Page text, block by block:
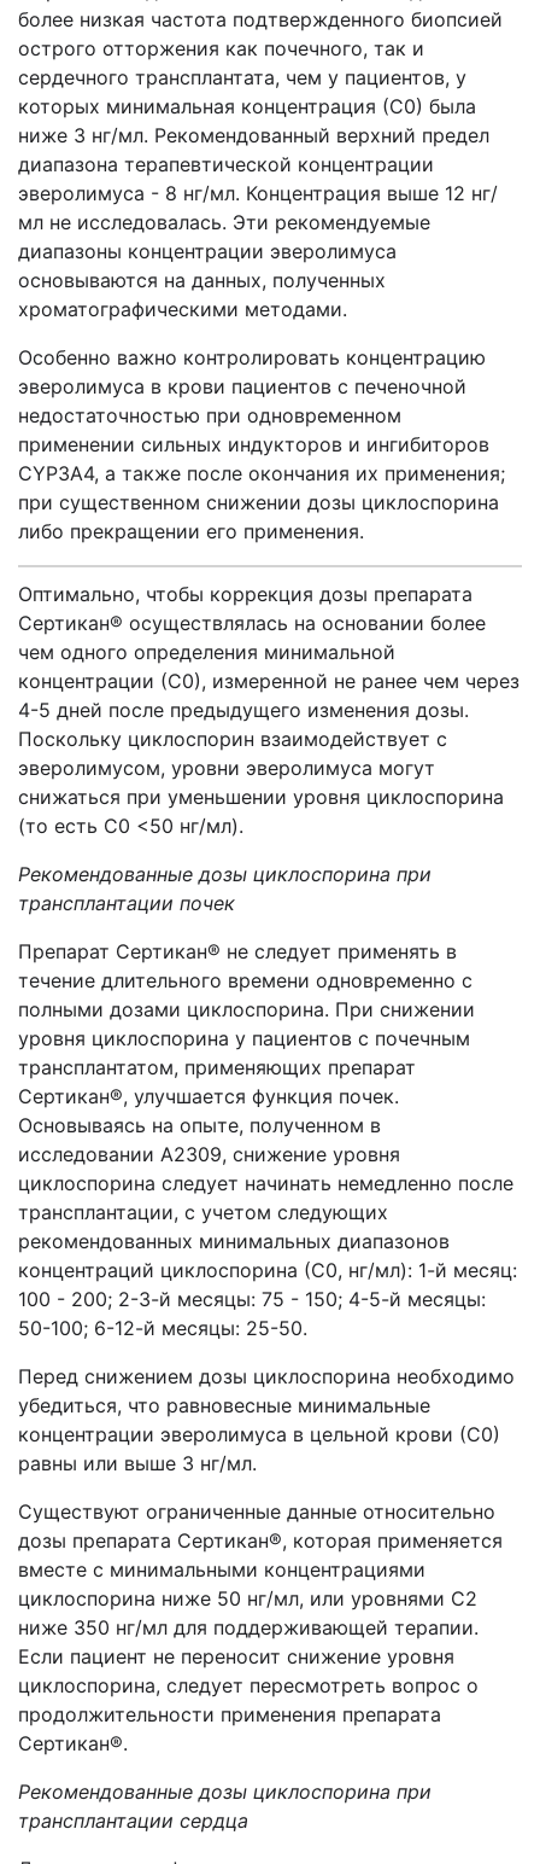
более низкая частота подтвержденного биопсией
острого отторжения как почечного, так и
сердечного трансплантата, чем у пациентов, у
которых минимальная концентрация (С0) была
ниже 3 нг/мл. Рекомендованный верхний предел
диапазона терапевтической концентрации
эверолимуса - 8 нг/мл. Концентрация выше 12 нг/
мл не исследовалась. Эти рекомендуемые
диапазоны концентрации эверолимуса
основываются на данных, полученных
хроматографическими методами.
Особенно важно контролировать концентрацию
эверолимуса в крови пациентов с печеночной
недостаточностью при одновременном
применении сильных индукторов и ингибиторов
CYP3A4, а также после окончания их применения;
при существенном снижении дозы циклоспорина
либо прекращении его применения.
Оптимально, чтобы коррекция дозы препарата
Сертикан® осуществлялась на основании более
чем одного определения минимальной
концентрации (С0), измеренной не ранее чем через
4-5 дней после предыдущего изменения дозы.
Поскольку циклоспорин взаимодействует с
эверолимусом, уровни эверолимуса могут
снижаться при уменьшении уровня циклоспорина
(то есть С0 <50 нг/мл).
Рекомендованные дозы циклоспорина при
трансплантации почек
Препарат Сертикан® не следует применять в
течение длительного времени одновременно с
полными дозами циклоспорина. При снижении
уровня циклоспорина у пациентов с почечным
трансплантатом, применяющих препарат
Сертикан®, улучшается функция почек.
Основываясь на опыте, полученном в
исследовании A2309, снижение уровня
циклоспорина следует начинать немедленно после
трансплантации, с учетом следующих
рекомендованных минимальных диапазонов
концентраций циклоспорина (С0, нг/мл): 1-й месяц:
100 - 200; 2-3-й месяцы: 75 - 150; 4-5-й месяцы:
50-100; 6-12-й месяцы: 25-50.
Перед снижением дозы циклоспорина необходимо
убедиться, что равновесные минимальные
концентрации эверолимуса в цельной крови (С0)
равны или выше 3 нг/мл.
Существуют ограниченные данные относительно
дозы препарата Сертикан®, которая применяется
вместе с минимальными концентрациями
циклоспорина ниже 50 нг/мл, или уровнями C2
ниже 350 нг/мл для поддерживающей терапии.
Если пациент не переносит снижение уровня
циклоспорина, следует пересмотреть вопрос о
продолжительности применения препарата
Сертикан®.
Рекомендованные дозы циклоспорина при
трансплантации сердца